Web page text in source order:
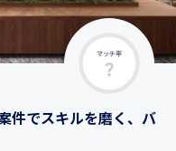
マッチ率
件でスキルを磨く、バ